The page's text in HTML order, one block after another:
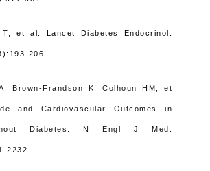
T, et al. Lancet Diabetes Endocrinol.
206.
Brown-Frandson K, Colhoun HM, et
and Cardiovascular Outcomes in
Diabetes. N Engl J Med.
2232.